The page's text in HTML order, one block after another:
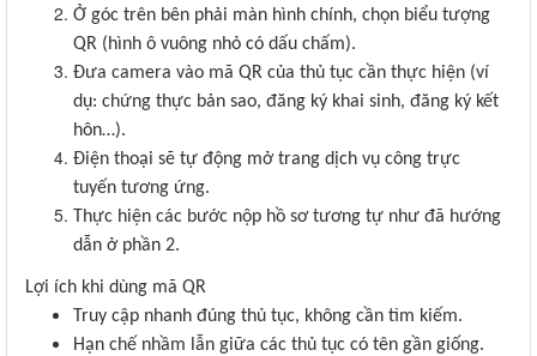
Ở góc trên bên phải màn hình chính, chọn biểu tượng
QR (hình ô vuông nhỏ có dấu chấm).
Đưa camera vào mã QR của thủ tục cần thực hiện (ví
dụ: chứng thực bản sao, đăng ký khai sinh, đăng ký kết
hôn…).
Điện thoại sẽ tự động mở trang dịch vụ công trực
tuyến tương ứng.
Thực hiện các bước nộp hồ sơ tương tự như đã hướng
dẫn ở phần 2.
Lợi ích khi dùng mã QR
Truy cập nhanh đúng thủ tục, không cần tìm kiếm.
Hạn chế nhầm lẫn giữa các thủ tục có tên gần giống.